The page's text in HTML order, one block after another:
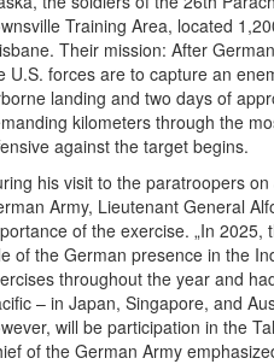
Training Area, located
Their mission: After
U.S. forces are to capture an
landing and two days of
kilometers through the
against the target begins.
his visit to the paratroopers
Army, Lieutenant General
of the exercise. „In
of the German presence in the
throughout the year and
– in Japan, Singapore, and
will be participation in the
of the German Army